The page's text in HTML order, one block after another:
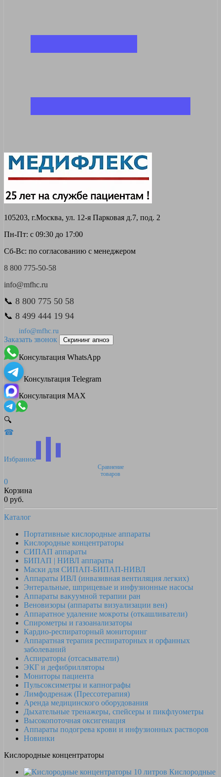
105203, г.Москва, ул. 12-я Парковая д.7, под. 2
Пн-Пт: с 09:30 до 17:00
Сб-Вс: по согласованию с менеджером
8 800 775-50-58
info@mfhc.ru
📞 8 800 775 50 58
📞 8 499 444 19 94
info@mfhc.ru
Заказать звонок Скрининг апноэ
Консультация WhatsApp
Консультация Telegram
Консультация MAX
🔍
☎
Избранное
Сравнение
товаров
0
Корзина
0 руб.
Каталог
Портативные кислородные аппараты
Кислородные концентраторы
СИПАП аппараты
БИПАП | НИВЛ аппараты
Маски для СИПАП-БИПАП-НИВЛ
Аппараты ИВЛ (инвазивная вентиляция легких)
Энтеральные, шприцевые и инфузионные насосы
Аппараты вакуумной терапии ран
Веновизоры (аппараты визуализации вен)
Аппаратное удаление мокроты (откашливатели)
Спирометры и газоанализаторы
Кардио-респираторный мониторинг
Аппаратная терапия респираторных и орфанных
заболеваний
Аспираторы (отсасыватели)
ЭКГ и дефибрилляторы
Мониторы пациента
Пульсоксиметры и капнографы
Лимфодренаж (Прессотерапия)
Аренда медицинского оборудования
Дыхательные тренажеры, спейсеры и пикфлуометры
Высокопоточная оксигенация
Аппараты подогрева крови и инфузионных растворов
Новинки
Кислородные концентраторы
Кислородные